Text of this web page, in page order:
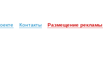
Контакты Размещение рекламы